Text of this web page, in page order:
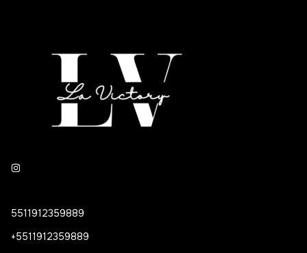
5511912359889
+5511912359889